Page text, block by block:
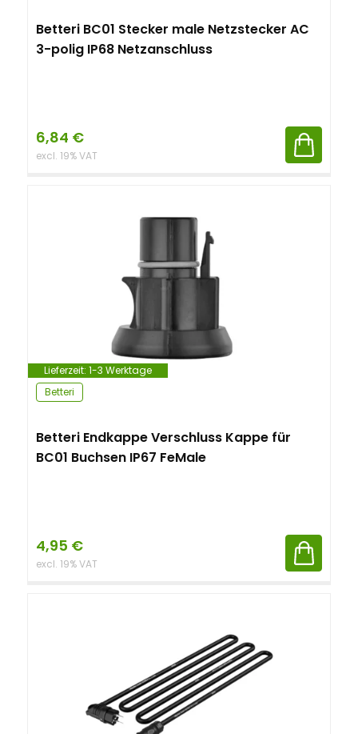
Betteri BC01 Stecker male Netzstecker AC
3-polig IP68 Netzanschluss
6,84 €
excl. 19% VAT
Lieferzeit: 1-3 Werktage
Betteri
Betteri Endkappe Verschluss Kappe für
BC01 Buchsen IP67 FeMale
4,95 €
excl. 19% VAT